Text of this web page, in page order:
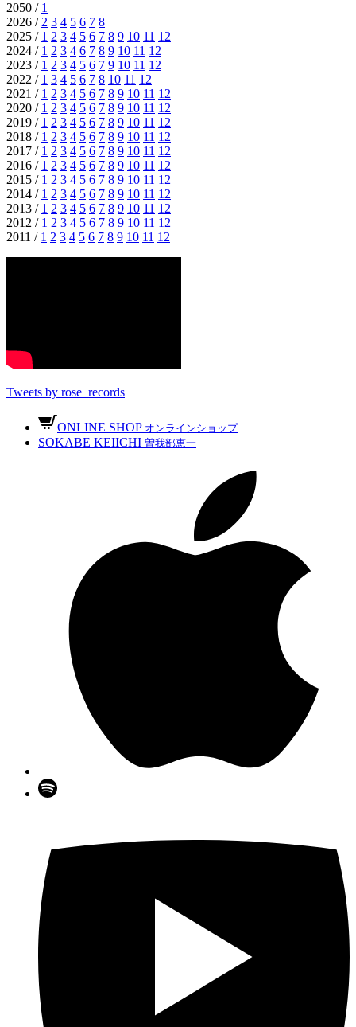
2050 / 1
2026 /2 3 4 5 6 7 8
2025 / 1 2 3 4 5 6 7 8 9 10 11 12
2024 / 1 2 3 4 6 7 8 9 10 11 12
2023 / 1 2 3 4 5 6 7 9 10 11 12
2022 / 1 3 4 5 6 7 8 10 11 12
2021 / 1 2 3 4 5 6 7 8 9 10 11 12
2020 / 1 2 3 4 5 6 7 8 9 10 11 12
2019 / 1 2 3 4 5 6 7 8 9 10 11 12
2018 / 1 2 3 4 5 6 7 8 9 10 11 12
2017 / 1 2 3 4 5 6 7 8 9 10 11 12
2016 / 1 2 3 4 5 6 7 8 9 10 11 12
2015 / 1 2 3 4 5 6 7 8 9 10 11 12
2014 / 1 2 3 4 5 6 7 8 9 10 11 12
2013 / 1 2 3 4 5 6 7 8 9 10 11 12
2012 / 1 2 3 4 5 6 7 8 9 10 11 12
2011 / 1 2 3 4 5 6 7 8 9 10 11 12
Tweets by rose_records
ONLINE SHOP オンラインショップ
SOKABE KEIICHI 曽我部恵一